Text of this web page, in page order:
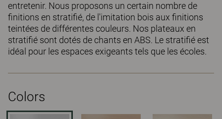
entretenir. Nous proposons un certain nombre de
finitions en stratifié, de l'imitation bois aux finitions
teintées de différentes couleurs. Nos plateaux en
stratifié sont dotés de chants en ABS. Le stratifié est
idéal pour les espaces exigeants tels que les écoles.
Colors